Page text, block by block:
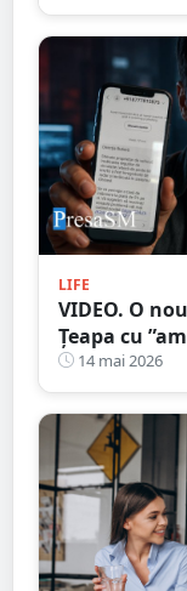
LIFE
VIDEO. O
Țeapa cu
14 mai 2026